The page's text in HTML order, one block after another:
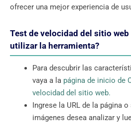
ofrecer una mejor experiencia de
Test de velocidad del sitio
utilizar la herramienta?
Para descubrir las
vaya a la página de inicio de
velocidad del sitio web.
Ingrese la URL de la página
imágenes desea analizar y